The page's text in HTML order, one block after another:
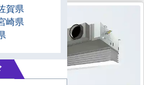
賀県
崎県